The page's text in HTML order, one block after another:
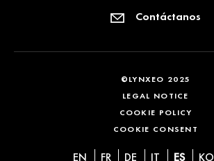
Contáctanos
©LYNXEO 2025
LEGAL NOTICE
COOKIE POLICY
COOKIE CONSENT
EN FR DE IT ES KO